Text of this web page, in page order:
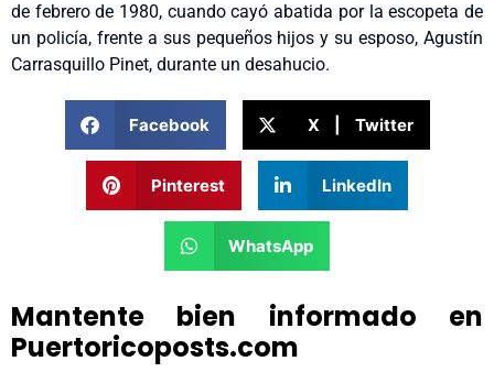
de febrero de 1980, cuando cayó abatida por la escopeta de
un policía, frente a sus pequeños hijos y su esposo, Agustín
Carrasquillo Pinet, durante un desahucio.
Facebook X | Twitter
Pinterest LinkedIn
WhatsApp
Mantente bien informado en
Puertoricoposts.com